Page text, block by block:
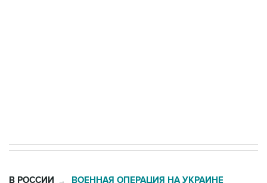
В РОССИИ → ВОЕННАЯ ОПЕРАЦИЯ НА УКРАИНЕ